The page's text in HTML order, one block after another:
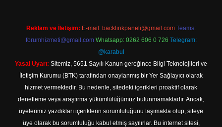
Reklam ve İletişim: E-mail: backlinkpaneli@gmail.com Teams:
forumhizmeti@gmail.com Whatsapp: 0262 606 0 726 Telegram:
@karabul
Yasal Uyarı: Sitemiz, 5651 Sayılı Kanun gereğince Bilgi Teknolojileri ve
İletişim Kurumu (BTK) tarafından onaylanmış bir Yer Sağlayıcı olarak
hizmet vermektedir. Bu nedenle, sitedeki içerikleri proaktif olarak
denetleme veya araştırma yükümlülüğümüz bulunmamaktadır. Ancak,
üyelerimiz yazdıkları içeriklerin sorumluluğunu taşımakta olup, siteye
üye olarak bu sorumluluğu kabul etmiş sayılırlar. Bu internet sitesi,